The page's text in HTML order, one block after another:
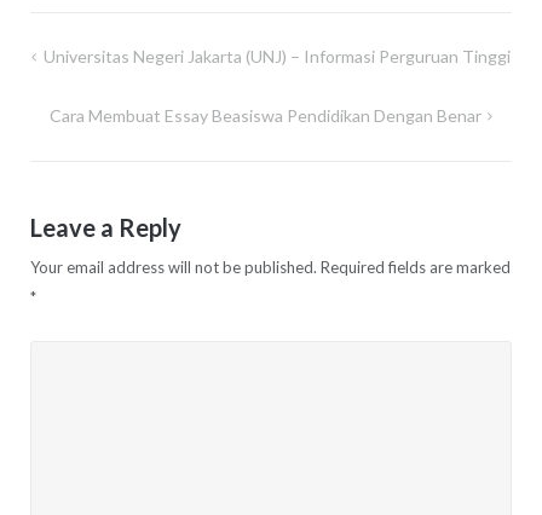
Post
Universitas Negeri Jakarta (UNJ) – Informasi Perguruan Tinggi
Cara Membuat Essay Beasiswa Pendidikan Dengan Benar
Leave a Reply
Your email address will not be published. Required fields are marked
*